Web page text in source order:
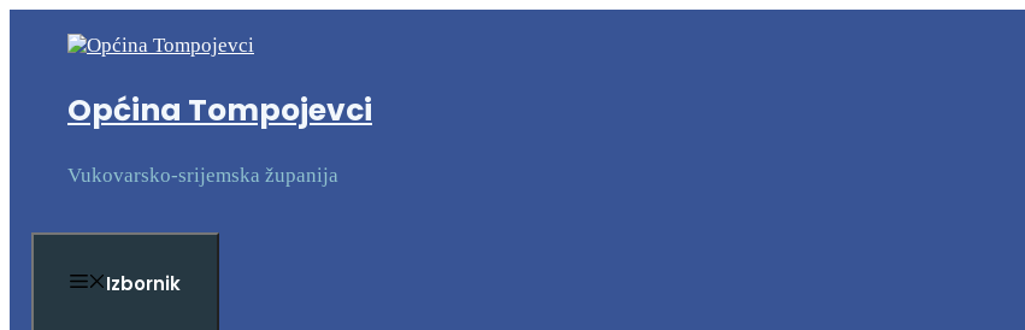
Općina Tompojevci
Vukovarsko-srijemska županija
Izbornik